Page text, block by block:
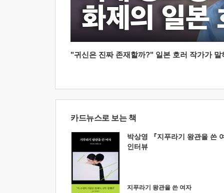
"귀신은 진짜 존재할까?" 일본 호러 작가가
카드뉴스로 보는 책
박상영 『지푸라기 왕관을 쓴
인터뷰
지푸라기 왕관을 쓴 여자